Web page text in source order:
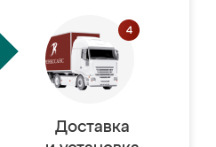
Доставка